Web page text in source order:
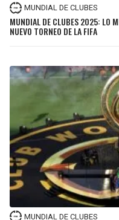
MUNDIAL DE CLUBES
MUNDIAL DE CLUBES 2025: LO
NUEVO TORNEO DE LA FIFA
MUNDIAL DE CLUBES